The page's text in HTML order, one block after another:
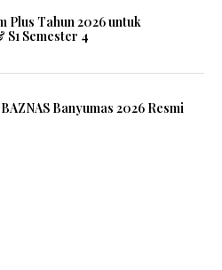
Plus Tahun 2026 untuk
Semester 4
Banyumas 2026 Resmi